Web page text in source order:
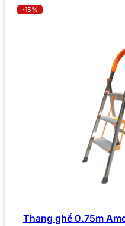
-15%
Thang ghế 0.75m